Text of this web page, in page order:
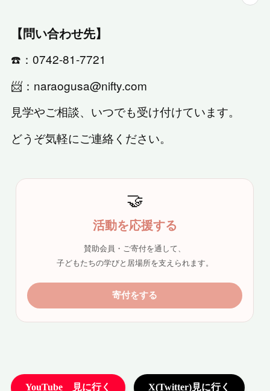
【問い合わせ先】
☎️：0742-81-7721
📨：naraogusa@nifty.com
見学やご相談、いつでも受け付けています。
どうぞ気軽にご連絡ください。